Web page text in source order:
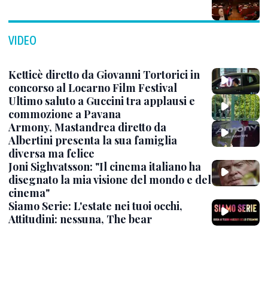
VIDEO
Ketticè diretto da Giovanni Tortorici in
concorso al Locarno Film Festival
Ultimo saluto a Guccini tra applausi e
commozione a Pavana
Armony, Mastandrea diretto da
Albertini presenta la sua famiglia
diversa ma felice
Joni Sighvatsson: "Il cinema italiano ha
disegnato la mia visione del mondo e del
cinema"
Siamo Serie: L'estate nei tuoi occhi,
Attitudini: nessuna, The bear